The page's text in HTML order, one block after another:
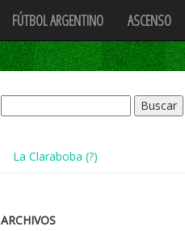
FÚTBOL ARGENTINO ASCENSO
La Claraboba (?)
ARCHIVOS